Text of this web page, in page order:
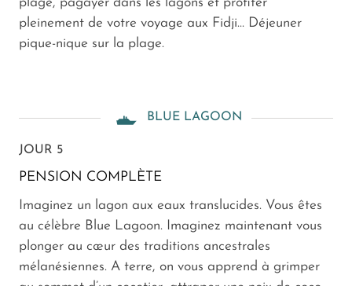
pleinement de votre voyage aux Fidji... Déjeuner
pique-nique sur la plage.
BLUE LAGOON
JOUR 5
PENSION COMPLÈTE
Imaginez un lagon aux eaux translucides. Vous êtes
au célèbre Blue Lagoon. Imaginez maintenant vous
plonger au cœur des traditions ancestrales
mélanésiennes. A terre, on vous apprend à grimper